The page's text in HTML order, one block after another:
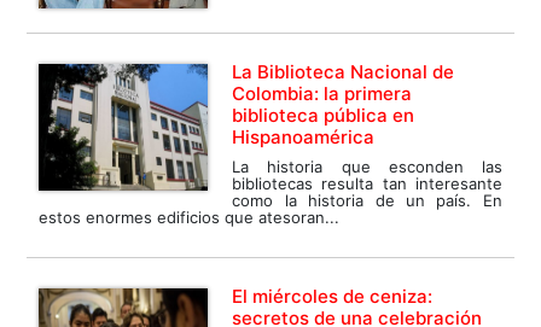
La Biblioteca Nacional de
Colombia: la primera
biblioteca pública en
Hispanoamérica
La historia que esconden las
bibliotecas resulta tan interesante
como la historia de un país. En
estos enormes edificios que atesoran...
El miércoles de ceniza:
secretos de una celebración